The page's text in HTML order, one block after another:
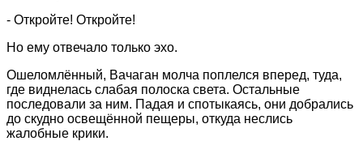
- Откройте! Откройте!
Но ему отвечало только эхо.
Ошеломлённый, Вачаган молча поплелся вперед, туда,
где виднелась слабая полоска света. Остальные
последовали за ним. Падая и спотыкаясь, они добрались
до скудно освещённой пещеры, откуда неслись
жалобные крики.